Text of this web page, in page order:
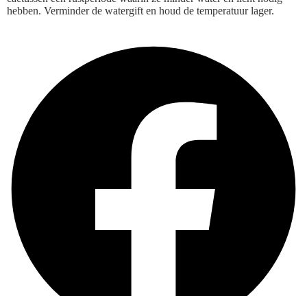
hebben. Verminder de watergift en houd de temperatuur lager.